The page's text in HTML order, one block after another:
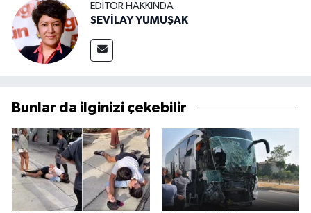
EDITÖR HAKKINDA
SEVİLAY YUMUŞAK
Bunlar da ilginizi çekebilir